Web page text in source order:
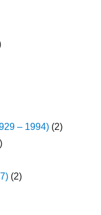
– 1994) (2)
(2)